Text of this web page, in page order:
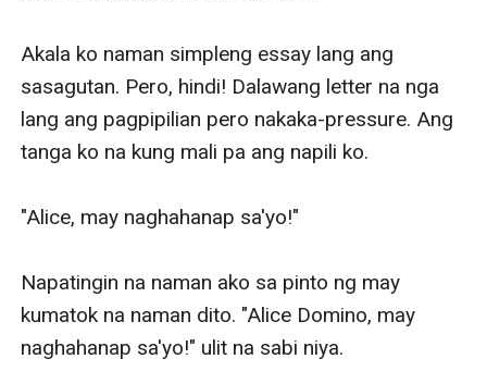
Akala ko naman simpleng essay lang ang
sasagutan. Pero, hindi! Dalawang letter na nga
lang ang pagpipilian pero nakaka-pressure. Ang
tanga ko na kung mali pa ang napili ko.
"Alice, may naghahanap sa'yo!"
Napatingin na naman ako sa pinto ng may
kumatok na naman dito. "Alice Domino, may
naghahanap sa'yo!" ulit na sabi niya.